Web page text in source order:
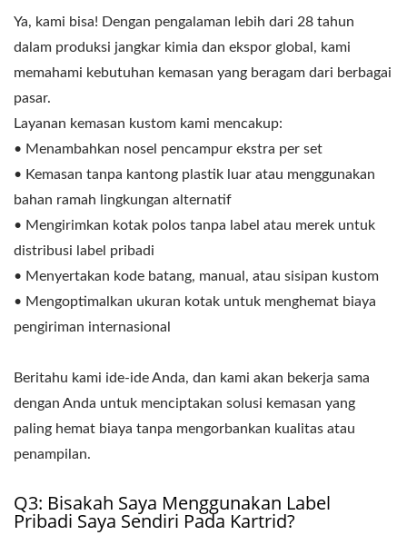
Ya, kami bisa! Dengan pengalaman lebih dari 28 tahun
dalam produksi jangkar kimia dan ekspor global, kami
memahami kebutuhan kemasan yang beragam dari berbagai
pasar.
Layanan kemasan kustom kami mencakup:
• Menambahkan nosel pencampur ekstra per set
• Kemasan tanpa kantong plastik luar atau menggunakan
bahan ramah lingkungan alternatif
• Mengirimkan kotak polos tanpa label atau merek untuk
distribusi label pribadi
• Menyertakan kode batang, manual, atau sisipan kustom
• Mengoptimalkan ukuran kotak untuk menghemat biaya
pengiriman internasional
Beritahu kami ide-ide Anda, dan kami akan bekerja sama
dengan Anda untuk menciptakan solusi kemasan yang
paling hemat biaya tanpa mengorbankan kualitas atau
penampilan.
Q3: Bisakah Saya Menggunakan Label
Pribadi Saya Sendiri Pada Kartrid?